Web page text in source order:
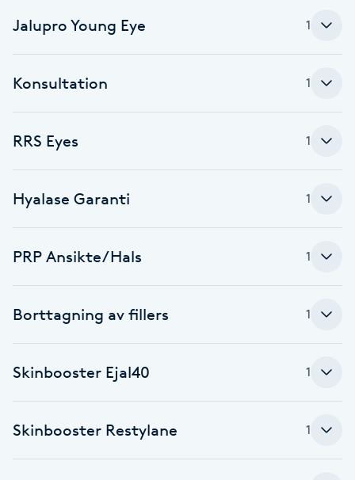
Fillers
Fotsvamp
Fransar
Fransfärgning
Fransförlängning Megavolym
Jalupro Young Eye 1
Konsultation 1
RRS Eyes 1
Hyalase Garanti 1
PRP Ansikte/Hals 1
Borttagning av fillers 1
Skinbooster Ejal40 1
Skinbooster Restylane 1